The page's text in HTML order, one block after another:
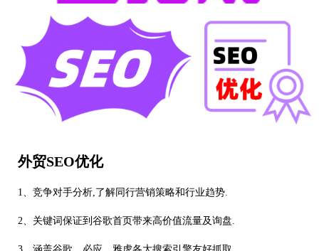
外贸SEO优化
1、竞争对手分析,了解同行营销策略和行业趋势.
2、关键词保证到谷歌首页带来高价值流量及询盘.